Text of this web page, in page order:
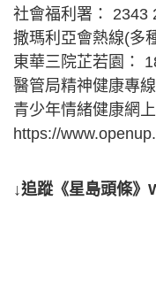
社會福利署： 2343
撒瑪利亞會熱線(多
東華三院芷若園：
醫管局精神健康專
青少年情緒健康網
https://
↓追蹤《星島頭條